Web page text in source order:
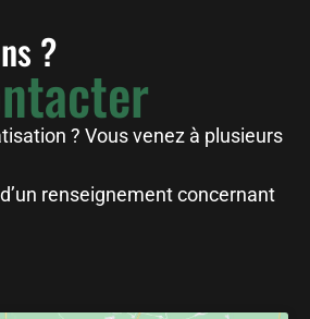
?
? Vous venez à plusieurs
renseignement concernant